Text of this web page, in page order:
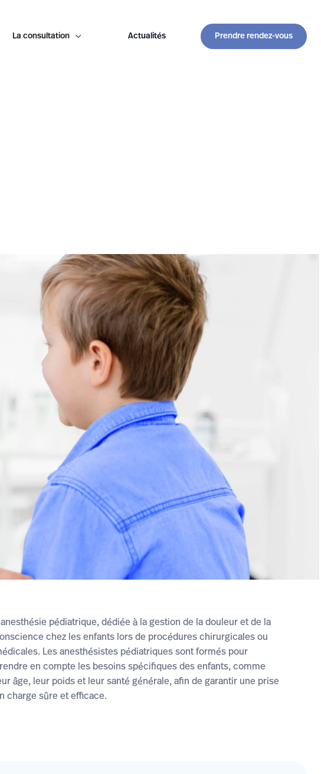
La consultation  Actualités Prendre rendez-vous
pédiatrique, dédiée à la gestion de la douleur et de la
chez les enfants lors de procédures chirurgicales ou
Les anesthésistes pédiatriques sont formés pour
en compte les besoins spécifiques des enfants, comme
âge, leur poids et leur santé générale, afin de garantir une prise
charge sûre et efficace.